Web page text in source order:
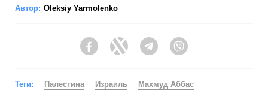
Автор: Oleksiy Yarmolenko
FacebookTwitter Telegram
Теги: Палестина Израиль Махмуд Аббас